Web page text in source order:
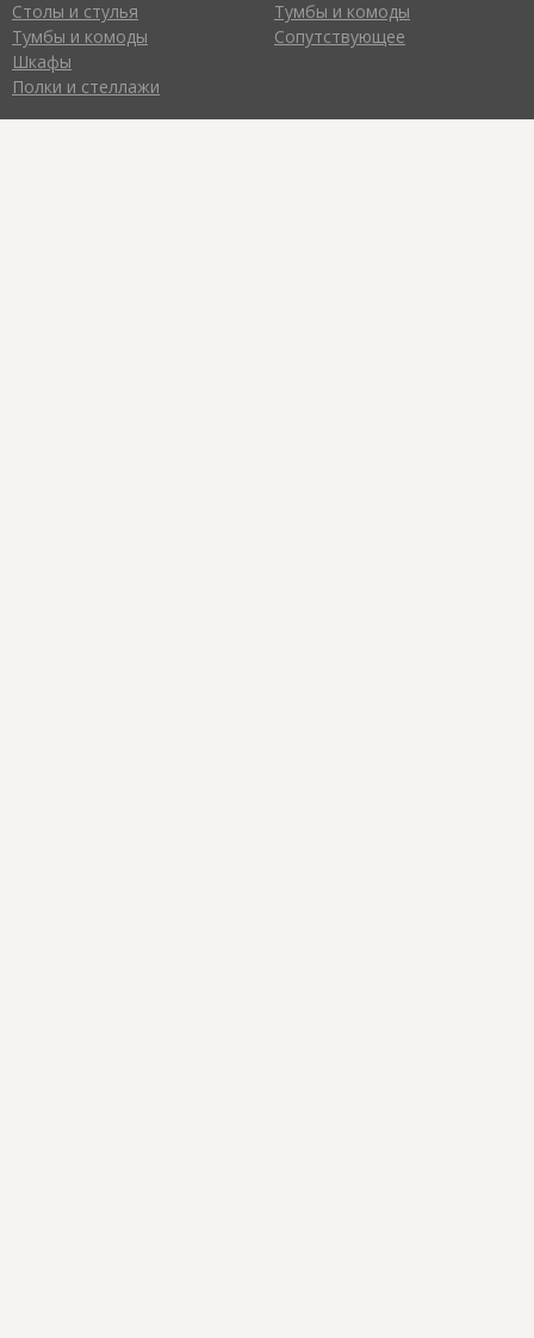
Столы и стулья
Тумбы и комоды
Шкафы
Полки и стеллажи
Тумбы и комоды
Сопутствующее